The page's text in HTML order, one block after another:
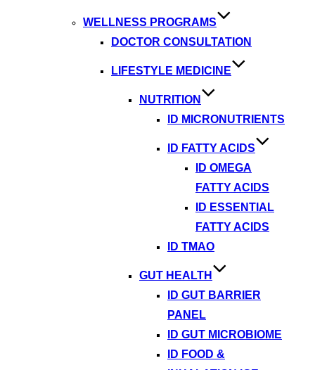
WELLNESS PROGRAMS
DOCTOR CONSULTATION
LIFESTYLE MEDICINE
NUTRITION
ID MICRONUTRIENTS
ID FATTY ACIDS
ID OMEGA
FATTY ACIDS
ID ESSENTIAL
FATTY ACIDS
ID TMAO
GUT HEALTH
ID GUT BARRIER
PANEL
ID GUT MICROBIOME
ID FOOD &